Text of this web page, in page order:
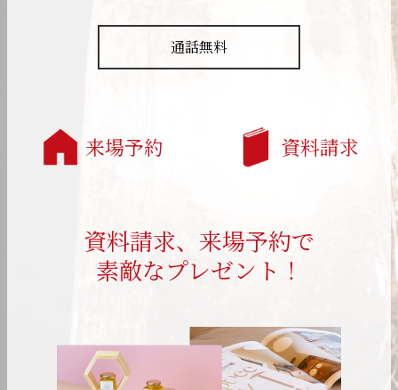
通話無料
来場予約 資料請求
資料請求、来場予約で
素敵なプレゼント！